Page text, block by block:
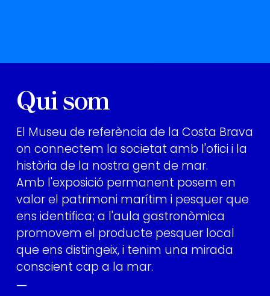
Qui som
El Museu de referència de la Costa Brava
on connectem la societat amb l'ofici i la
història de la nostra gent de mar.
Amb l'exposició permanent posem en
valor el patrimoni marítim i pesquer que
ens identifica; a l'aula gastronòmica
promovem el producte pesquer local
que ens distingeix, i tenim una mirada
conscient cap a la mar.
—